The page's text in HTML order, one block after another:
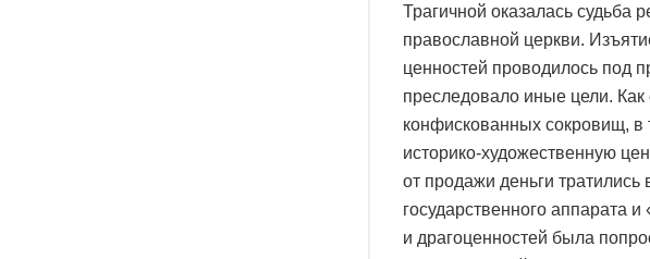
Трагичной оказалась судьба
православной церкви.
ценностей проводилось под
преследовало иные цели.
конфискованных сокровищ, в
историко-художественную
от продажи деньги
государственного аппарата
и драгоценностей была